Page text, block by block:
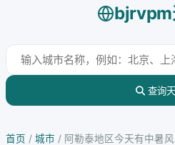
bjrvpm
查询
首页 / 城市 / 阿勒泰地区今天有中暑